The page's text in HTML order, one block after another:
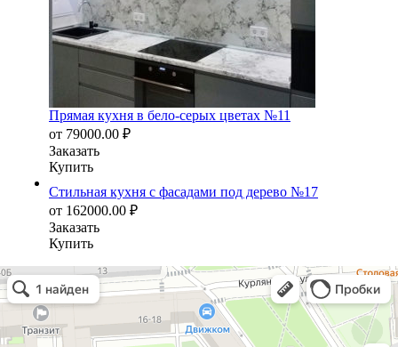
Прямая кухня в бело-серых цветах №11
от 79000.00 ₽
Заказать
Купить
Стильная кухня с фасадами под дерево №17
от 162000.00 ₽
Заказать
Купить